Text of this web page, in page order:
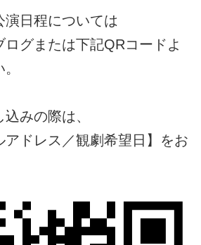
演日程については
ログまたは下記QRコードよ
みの際は、
アドレス／観劇希望日】をお